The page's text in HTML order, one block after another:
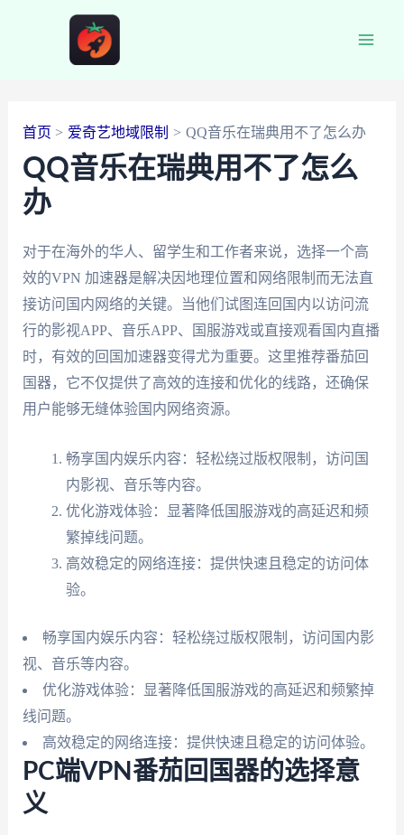
首页 爱奇艺地域限制 QQ音乐在瑞典用不了怎么办
QQ音乐在瑞典用不了怎么
办
对于在海外的华人、留学生和工作者来说，选择一个高
效的VPN 加速器是解决因地理位置和网络限制而无法直
接访问国内网络的关键。当他们试图连回国内以访问流
行的影视APP、音乐APP、国服游戏或直接观看国内直播
时，有效的回国加速器变得尤为重要。这里推荐番茄回
国器，它不仅提供了高效的连接和优化的线路，还确保
用户能够无缝体验国内网络资源。
畅享国内娱乐内容：轻松绕过版权限制，访问国
内影视、音乐等内容。
优化游戏体验：显著降低国服游戏的高延迟和频
繁掉线问题。
高效稳定的网络连接：提供快速且稳定的访问体
验。
畅享国内娱乐内容：轻松绕过版权限制，访问国内影
视、音乐等内容。
优化游戏体验：显著降低国服游戏的高延迟和频繁掉
线问题。
高效稳定的网络连接：提供快速且稳定的访问体验。
PC端VPN番茄回国器的选择意
义